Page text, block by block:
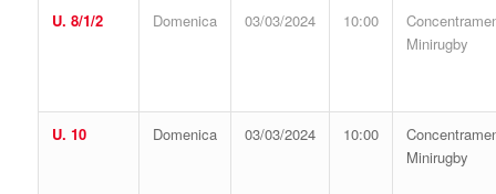
U. 8/1/2 Domenica 03/03/2024 10:00
Minirugby
U. 10 Domenica 03/03/2024 10:00
Minirugby